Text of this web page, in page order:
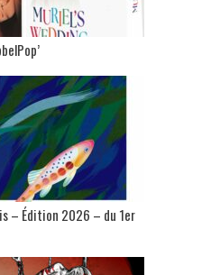
– Édition 2026 – du 1er